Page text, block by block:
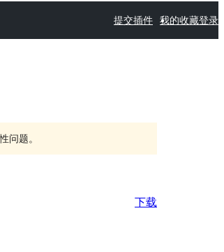
提交插件 我的收藏登录
问题。
下载